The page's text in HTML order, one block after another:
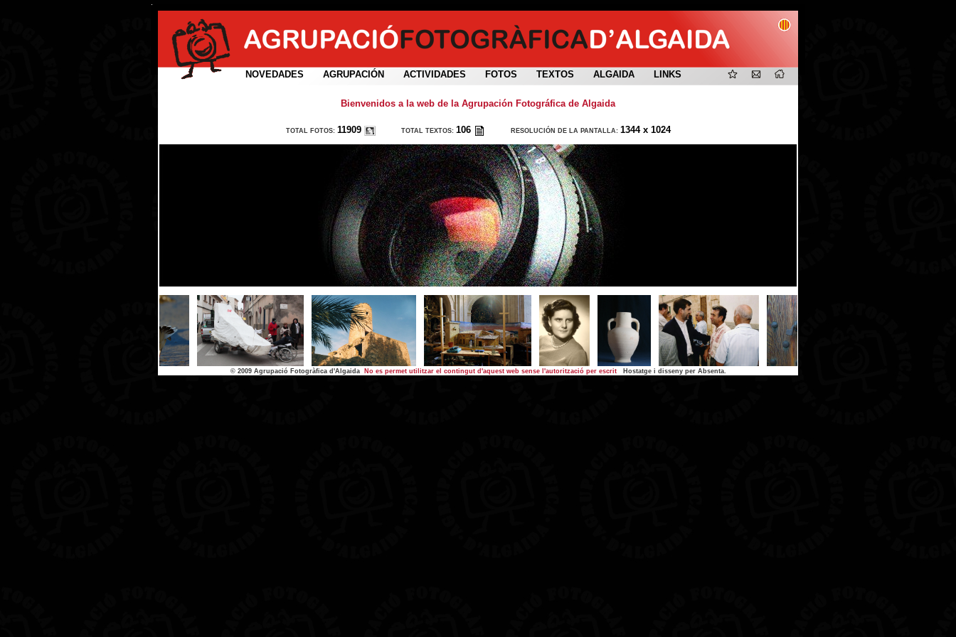
Bienvenidos a la web de la Agrupación Fotográfica de Algaida
TOTAL FOTOS: 11909 TOTAL TEXTOS: 106 RESOLUCIÓN DE LA PANTALLA: 1344 x 1024
© 2009 Agrupació Fotogràfica d'Algaida No es permet utilitzar el contingut d'aquest web sense l'autorització per escrit Hostatge i disseny per Absenta.
NOVEDADES AGRUPACIÓN ACTIVIDADES FOTOS TEXTOS ALGAIDA LINKS